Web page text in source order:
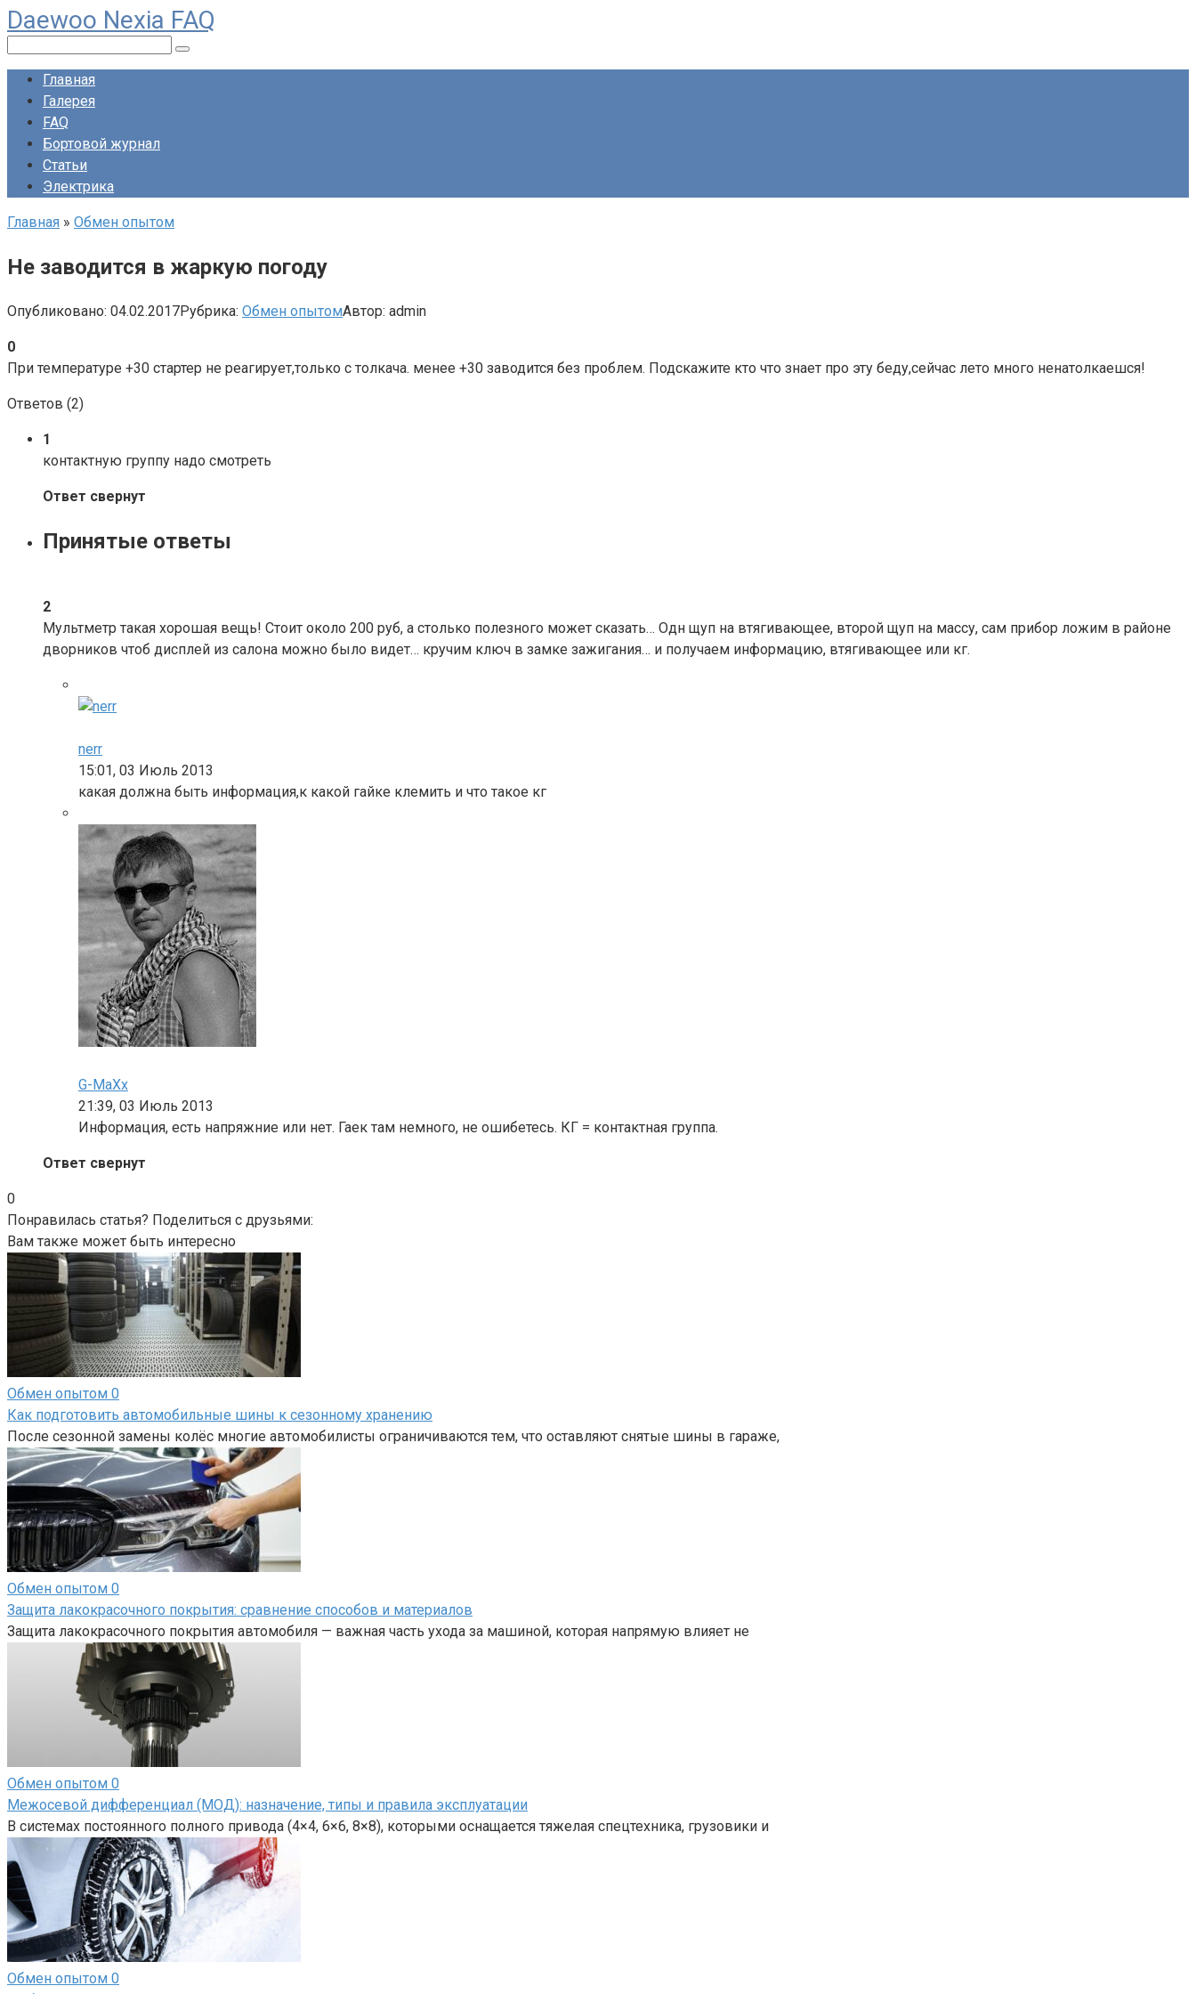
Перейти
к
контенту
Daewoo Nexia FAQ
Главная
Галерея
FAQ
Бортовой журнал
Статьи
Электрика
Главная » Обмен опытом
Не заводится в жаркую погоду
Опубликовано: 04.02.2017Рубрика: Обмен опытомАвтор: admin
0
При температуре +30 стартер не реагирует,только с толкача. менее +30 заводится без проблем. Подскажите кто что знает про эту беду,сейчас лето много ненатолкаешся!
Ответов (2)
1
контактную группу надо смотреть
Ответ свернут
Принятые ответы
2
Мультметр такая хорошая вещь! Стоит около 200 руб, а столько полезного может сказать… Одн щуп на втягивающее, второй щуп на массу, сам прибор ложим в районе
дворников чтоб дисплей из салона можно было видет… кручим ключ в замке зажигания… и получаем информацию, втягивающее или кг.
nerr
15:01, 03 Июль 2013
какая должна быть информация,к какой гайке клемить и что такое кг
G-MaXx
21:39, 03 Июль 2013
Информация, есть напряжние или нет. Гаек там немного, не ошибетесь. КГ = контактная группа.
Ответ свернут
0
Понравилась статья? Поделиться с друзьями:
Вам также может быть интересно
Обмен опытом 0
Как подготовить автомобильные шины к сезонному хранению
После сезонной замены колёс многие автомобилисты ограничиваются тем, что оставляют снятые шины в гараже,
Обмен опытом 0
Защита лакокрасочного покрытия: сравнение способов и материалов
Защита лакокрасочного покрытия автомобиля — важная часть ухода за машиной, которая напрямую влияет не
Обмен опытом 0
Межосевой дифференциал (МОД): назначение, типы и правила эксплуатации
В системах постоянного полного привода (4×4, 6×6, 8×8), которыми оснащается тяжелая спецтехника, грузовики и
Обмен опытом 0